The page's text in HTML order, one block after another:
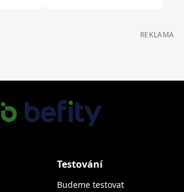
REKLAMA
Testování
Budeme testovat